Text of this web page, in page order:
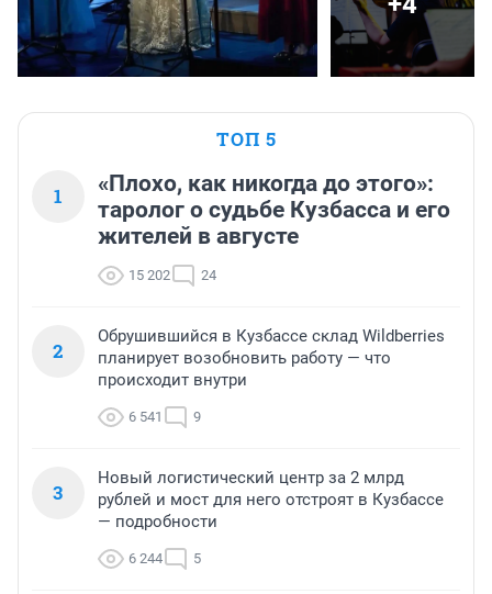
ТОП 5
1
«Плохо, как никогда до этого»:
таролог о судьбе Кузбасса и его
жителей в августе
15 202 24
2
Обрушившийся в Кузбассе склад Wildberries
планирует возобновить работу — что
происходит внутри
6 541 9
3
Новый логистический центр за 2 млрд
рублей и мост для него отстроят в Кузбассе
— подробности
6 244 5